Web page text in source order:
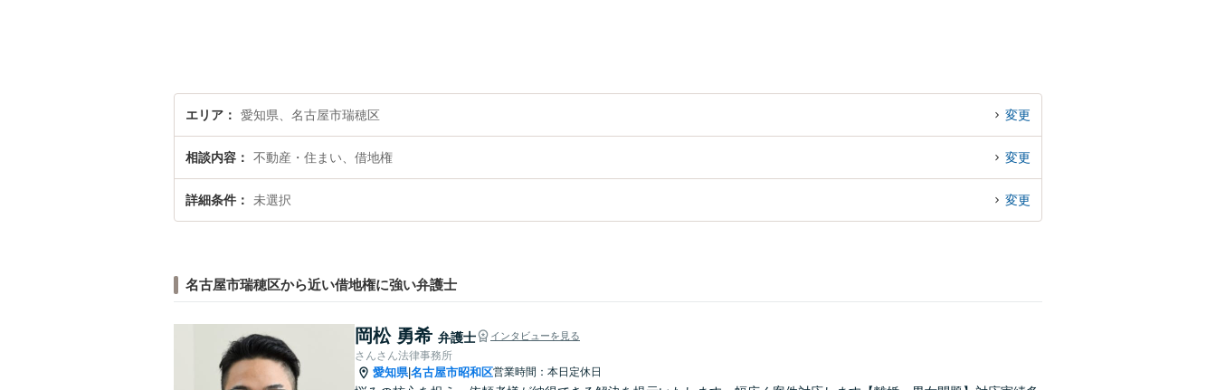
エリア 愛知県、名古屋市瑞穂区 変更
相談内容 不動産・住まい、借地権 変更
詳細条件 未選択 変更
名古屋市瑞穂区から近い借地権に強い弁護士
岡松 勇希 弁護士 インタビューを見る
さんさん法律事務所
愛知県|名古屋市昭和区営業時間：本日定休日